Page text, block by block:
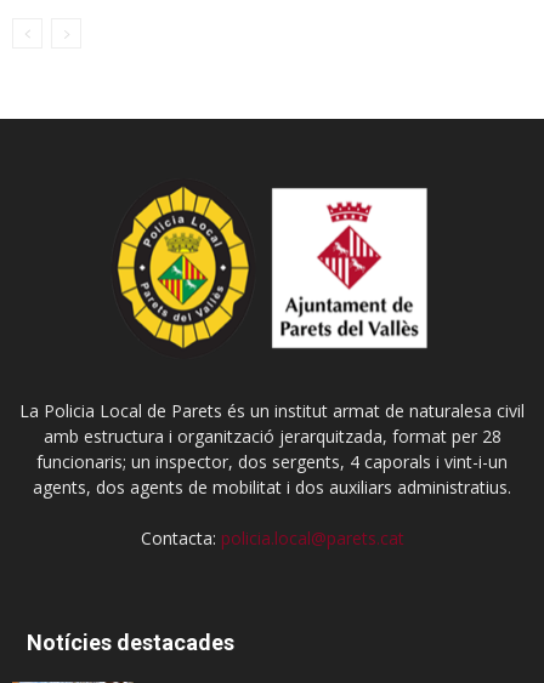
La Policia Local de Parets és un institut armat de naturalesa civil
amb estructura i organització jerarquitzada, format per 28
funcionaris; un inspector, dos sergents, 4 caporals i vint-i-un
agents, dos agents de mobilitat i dos auxiliars administratius.
Contacta: policia.local@parets.cat
Notícies destacades